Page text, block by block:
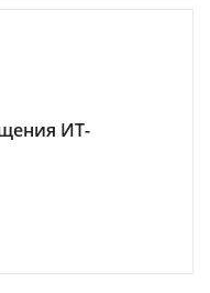
ИТ-